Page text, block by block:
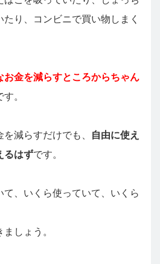
り、コンビニで買い物しまく
お金を減らすところからちゃん
。
減らすだけでも、
自由に使え
るはずです。
て、いくら使っていて、いくら
しょう。